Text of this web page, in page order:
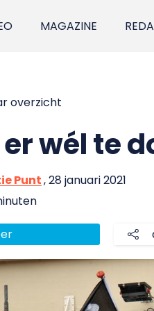
MAGAZINE
overzicht
er wél te
Punt, 28 januari 2021